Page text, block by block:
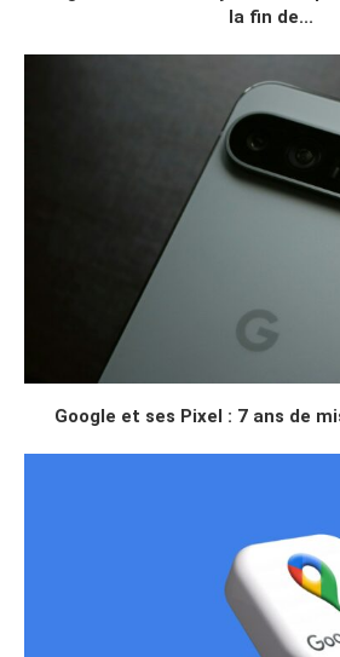
la fin de...
Google et ses Pixel : 7 ans de